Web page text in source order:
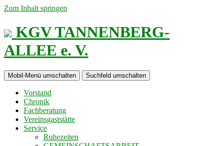
Zum Inhalt springen
KGV TANNENBERG-
ALLEE e. V.
Mobil-Menü umschalten Suchfeld umschalten
Vorstand
Chronik
Fachberatung
Vereinsgaststätte
Service
Ruhezeiten